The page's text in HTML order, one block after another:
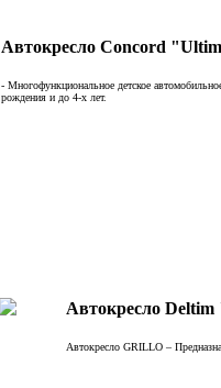
Автокресло Concord
- Многофункциональное детское
рождения и до 4-х лет.
Автокресло
Автокресло GRILLO –